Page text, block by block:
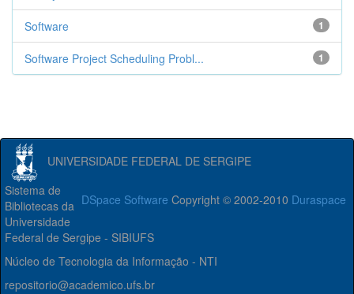
1
Software
1
Software Project Scheduling Probl...
UNIVERSIDADE FEDERAL DE SERGIPE
DSpace Software Copyright © 2002-2010 Duraspace
Sistema de
Bibliotecas da
Universidade
Federal de Sergipe - SIBIUFS
Núcleo de Tecnologia da Informação - NTI
repositorio@academico.ufs.br